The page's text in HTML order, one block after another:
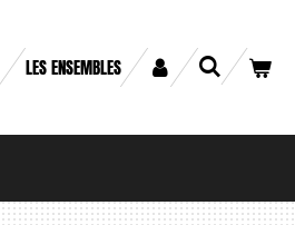
LES ENSEMBLES